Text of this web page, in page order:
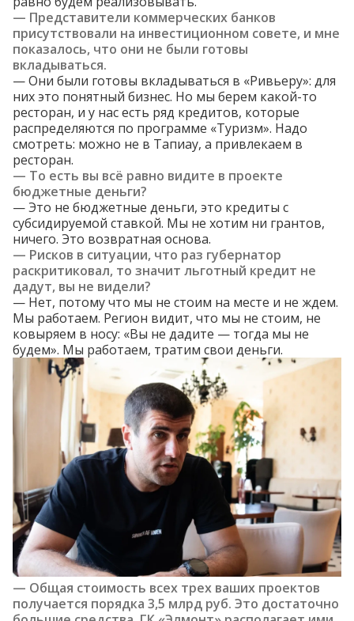
— Представители коммерческих банков
присутствовали на инвестиционном совете, и мне
показалось, что они не были готовы
вкладываться.
— Они были готовы вкладываться в «Ривьеру»: для
них это понятный бизнес. Но мы берем какой-то
ресторан, и у нас есть ряд кредитов, которые
распределяются по программе «Туризм». Надо
смотреть: можно не в Тапиау, а привлекаем в
ресторан.
— То есть вы всё равно видите в проекте
бюджетные деньги?
— Это не бюджетные деньги, это кредиты с
субсидируемой ставкой. Мы не хотим ни грантов,
ничего. Это возвратная основа.
— Рисков в ситуации, что раз губернатор
раскритиковал, то значит льготный кредит не
дадут, вы не видели?
— Нет, потому что мы не стоим на месте и не ждем.
Мы работаем. Регион видит, что мы не стоим, не
ковыряем в носу: «Вы не дадите — тогда мы не
будем». Мы работаем, тратим свои деньги.
— Общая стоимость всех трех ваших проектов
получается порядка 3,5 млрд руб. Это достаточно